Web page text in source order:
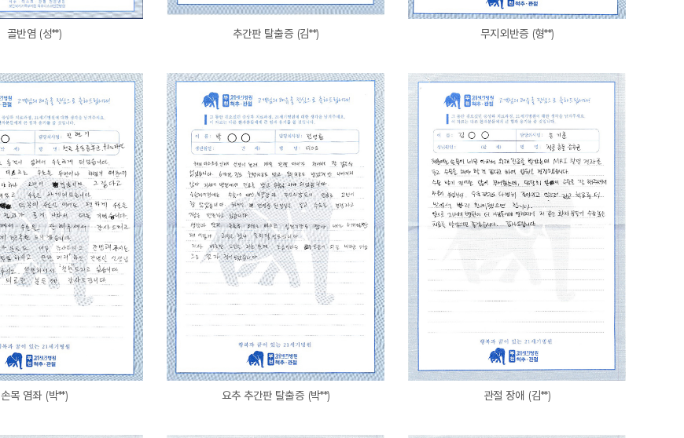
골반염 (성**) 추간판 탈출증 (김**) 무지외반증 (형**)
손목 염좌 (박**) 요추 추간판 탈출증 (박**) 관절 장애 (김**)